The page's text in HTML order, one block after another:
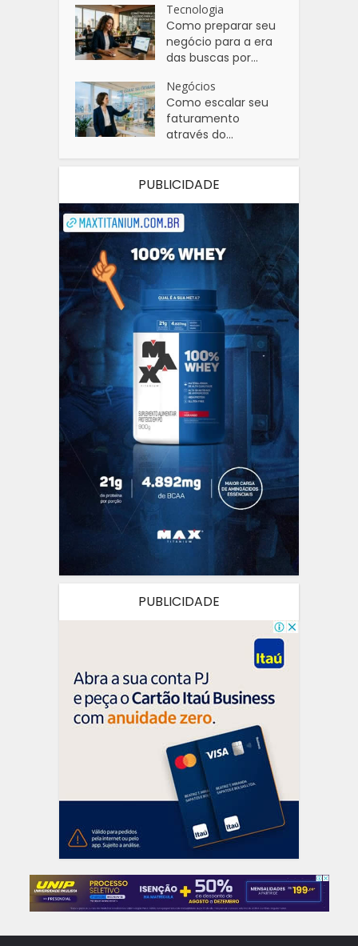
Tecnologia
Como preparar seu
negócio para a era
das buscas por...
Negócios
Como escalar seu
faturamento
através do...
PUBLICIDADE
PUBLICIDADE